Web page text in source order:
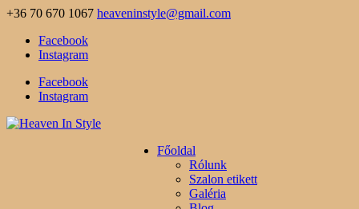
+36 70 670 1067 heaveninstyle@gmail.com
Facebook
Instagram
Facebook
Instagram
Főoldal
Rólunk
Szalon etikett
Galéria